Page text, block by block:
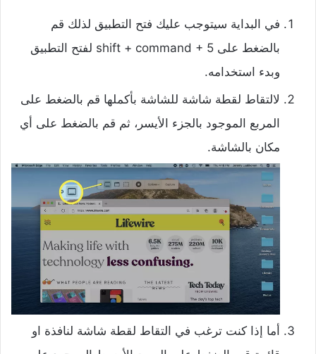
في البداية سيتوجب عليك فتح التطبيق لذلك قم
بالضغط على shift + command + 5 لفتح التطبيق
وبدء استخدامه.
لالتقاط لقطة شاشة للشاشة بأكملها قم بالضغط على
المربع الموجود بالجزء الأيسر، ثم قم بالضغط على أي
مكان بالشاشة.
أما إذا كنت ترغب في التقاط لقطة شاشة لنافذة او